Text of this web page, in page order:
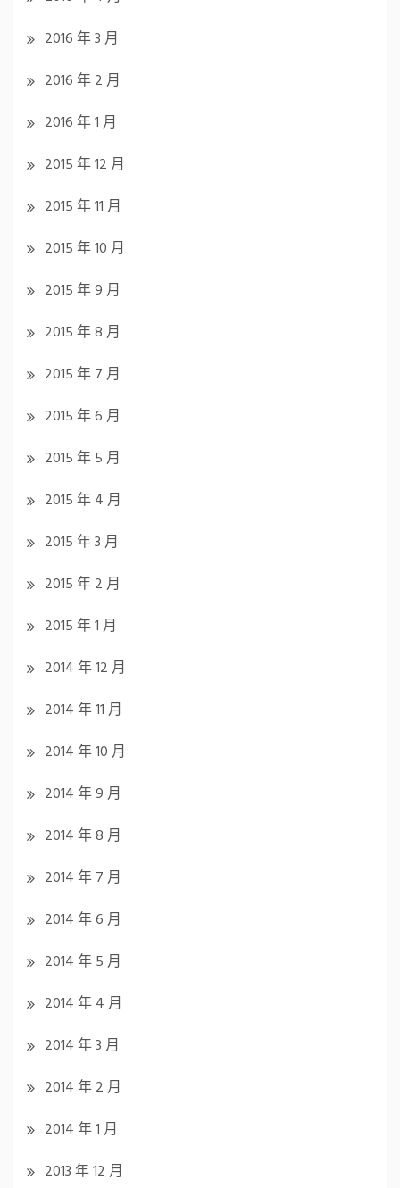
2016 年 3 月
2016 年 2 月
2016 年 1 月
2015 年 12 月
2015 年 11 月
2015 年 10 月
2015 年 9 月
2015 年 8 月
2015 年 7 月
2015 年 6 月
2015 年 5 月
2015 年 4 月
2015 年 3 月
2015 年 2 月
2015 年 1 月
2014 年 12 月
2014 年 11 月
2014 年 10 月
2014 年 9 月
2014 年 8 月
2014 年 7 月
2014 年 6 月
2014 年 5 月
2014 年 4 月
2014 年 3 月
2014 年 2 月
2014 年 1 月
2013 年 12 月